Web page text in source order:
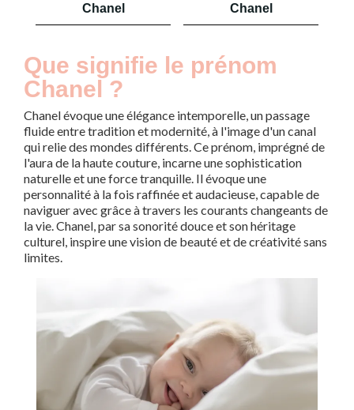
Chanel
Chanel
Que signifie le prénom
Chanel ?
Chanel évoque une élégance intemporelle, un passage
fluide entre tradition et modernité, à l'image d'un canal
qui relie des mondes différents. Ce prénom, imprégné de
l'aura de la haute couture, incarne une sophistication
naturelle et une force tranquille. Il évoque une
personnalité à la fois raffinée et audacieuse, capable de
naviguer avec grâce à travers les courants changeants de
la vie. Chanel, par sa sonorité douce et son héritage
culturel, inspire une vision de beauté et de créativité sans
limites.